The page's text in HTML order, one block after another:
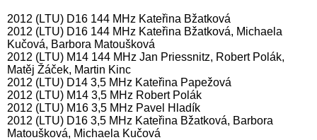
2012 (LTU) D16 144 MHz Kateřina Bžatková
2012 (LTU) D16 144 MHz Kateřina Bžatková, Michaela
Kučová, Barbora Matoušková
2012 (LTU) M14 144 MHz Jan Priessnitz, Robert Polák,
Matěj Žáček, Martin Kinc
2012 (LTU) D14 3,5 MHz Kateřina Papežová
2012 (LTU) M14 3,5 MHz Robert Polák
2012 (LTU) M16 3,5 MHz Pavel Hladík
2012 (LTU) D16 3,5 MHz Kateřina Bžatková, Barbora
Matoušková, Michaela Kučová